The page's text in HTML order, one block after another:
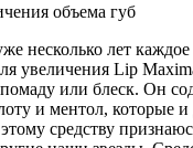
объема губ
несколько лет
увеличения Lip
или блеск. Он
и ментол, которые
средству